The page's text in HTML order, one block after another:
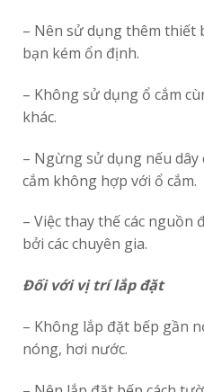
– Nên sử dụng thêm thiết
bạn kém ổn định.
– Không sử dụng ổ cắm
khác.
– Ngừng sử dụng nếu dây
cắm không hợp với ổ cắm.
– Việc thay thế các nguồn
bởi các chuyên gia.
Đối với vị trí lắp đặt
– Không lắp đặt bếp gần
nóng, hơi nước.